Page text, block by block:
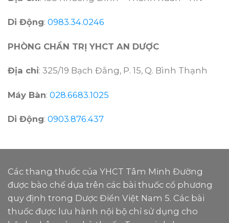
Di Động: 0983.34.0246
PHÒNG CHẨN TRỊ YHCT AN DƯỢC
Địa chỉ: 325/19 Bạch Đằng, P. 15, Q. Bình Thạnh
Máy Bàn: 028.6683.1025
Di Động: 0903.876.437
Các thang thuốc của YHCT Tâm Minh Đường
được bào chế dựa trên các bài thuốc cổ phương
quy định trong Dược Điển Việt Nam 5. Các bài
thuốc được lưu hành nội bộ chỉ sử dụng cho